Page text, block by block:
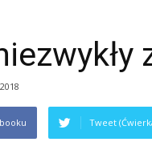
Tweet